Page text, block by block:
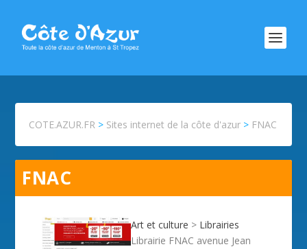
COTE.AZUR.FR > Sites internet de la côte d'azur > FNAC
FNAC
Art et culture > Librairies
Librairie FNAC avenue Jean